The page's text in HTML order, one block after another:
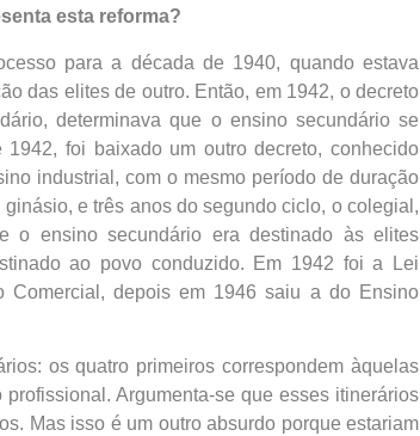
esta reforma?
para a década de 1940, quando estava
das elites de outro. Então, em 1942, o decreto
determinava que o ensino secundário se
foi baixado um outro decreto, conhecido
industrial, com o mesmo período de duração
e três anos do segundo ciclo, o colegial,
o ensino secundário era destinado às elites
ao povo conduzido. Em 1942 foi a Lei
depois em 1946 saiu a do Ensino
os quatro primeiros correspondem àquelas
Argumenta-se que esses itinerários
Mas isso é um outro absurdo porque estariam